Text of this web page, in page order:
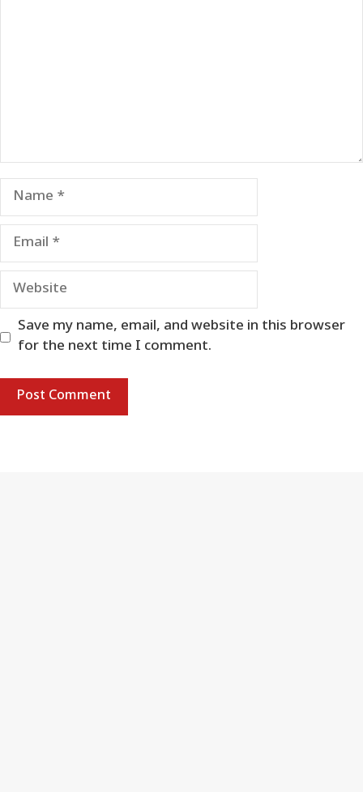
Name
Email
Website
Save my name, email, and website in this browser
for the next time I comment.